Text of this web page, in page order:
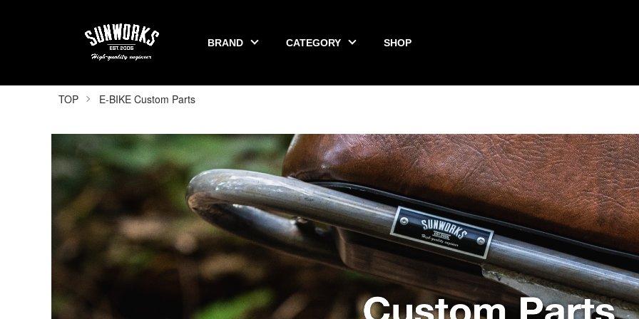
BRAND CATEGORY SHOP
TOP E-BIKE Custom Parts